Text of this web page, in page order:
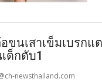
ขนเสาเข็มเบรกแ
ด็กดับ1
newsthailand.com